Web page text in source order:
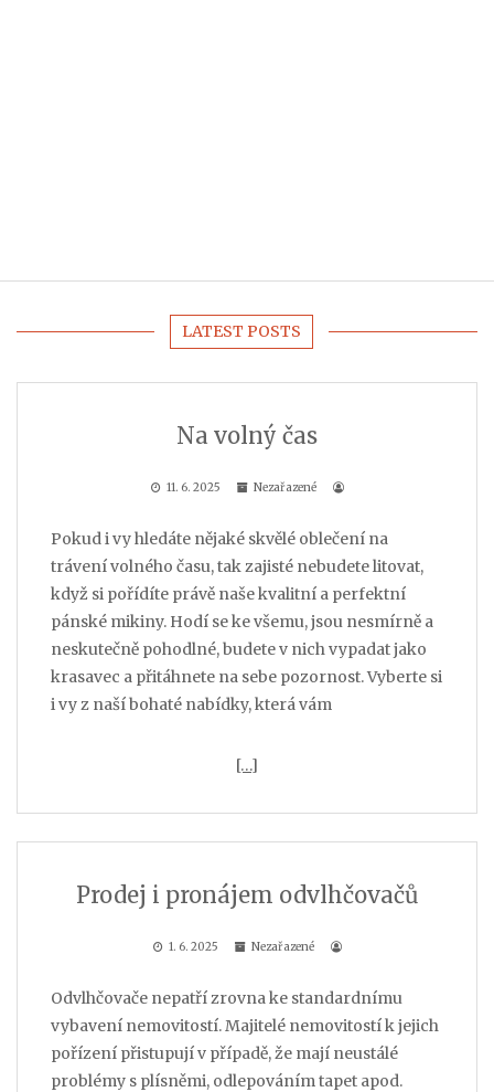
LATEST POSTS
Na volný čas
11. 6. 2025 Nezařazené
Pokud i vy hledáte nějaké skvělé oblečení na
trávení volného času, tak zajisté nebudete litovat,
když si pořídíte právě naše kvalitní a perfektní
pánské mikiny. Hodí se ke všemu, jsou nesmírně a
neskutečně pohodlné, budete v nich vypadat jako
krasavec a přitáhnete na sebe pozornost. Vyberte si
i vy z naší bohaté nabídky, která vám
[…]
Prodej i pronájem odvlhčovačů
1. 6. 2025 Nezařazené
Odvlhčovače nepatří zrovna ke standardnímu
vybavení nemovitostí. Majitelé nemovitostí k jejich
pořízení přistupují v případě, že mají neustálé
problémy s plísněmi, odlepováním tapet apod.